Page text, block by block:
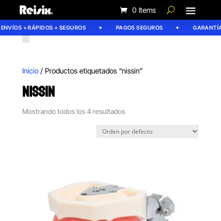
0 Items
+ RÁPIDOS + SEGUROS PAGOS SEGUROS GARANTÍA
Inicio/ Productos etiquetados “nissin”
NISSIN
Mostrando todos los 4 resultados